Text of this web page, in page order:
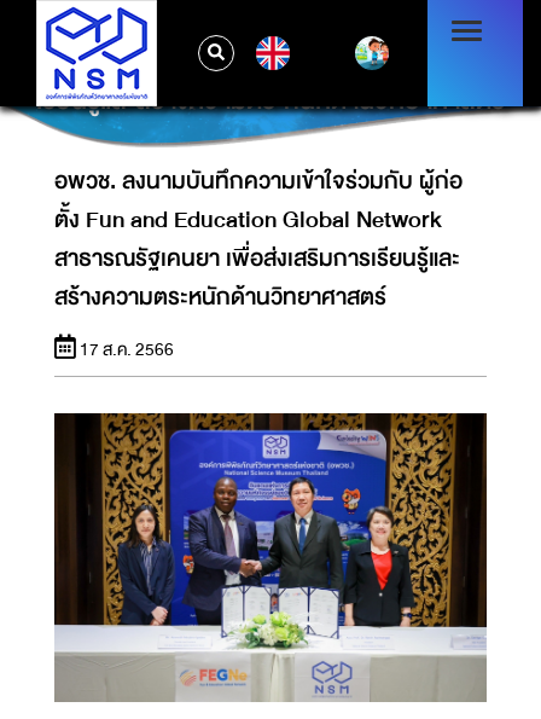
อพวช. ลงนามบันทึกความเข้าใจร่วมกับ ผู้ก่อตั้ง
FUN AND EDUCATION GLOBAL
NETWORK สาธารณรัฐเคนยา เพื่อส่งเสริมการ
เรียนรู้และสร้างความตระหนักด้านวิทยาศาสตร์
อพวช. ลงนามบันทึกความเข้าใจร่วมกับ ผู้ก่อ
ตั้ง Fun and Education Global Network
สาธารณรัฐเคนยา เพื่อส่งเสริมการเรียนรู้และ
สร้างความตระหนักด้านวิทยาศาสตร์
17 ส.ค. 2566